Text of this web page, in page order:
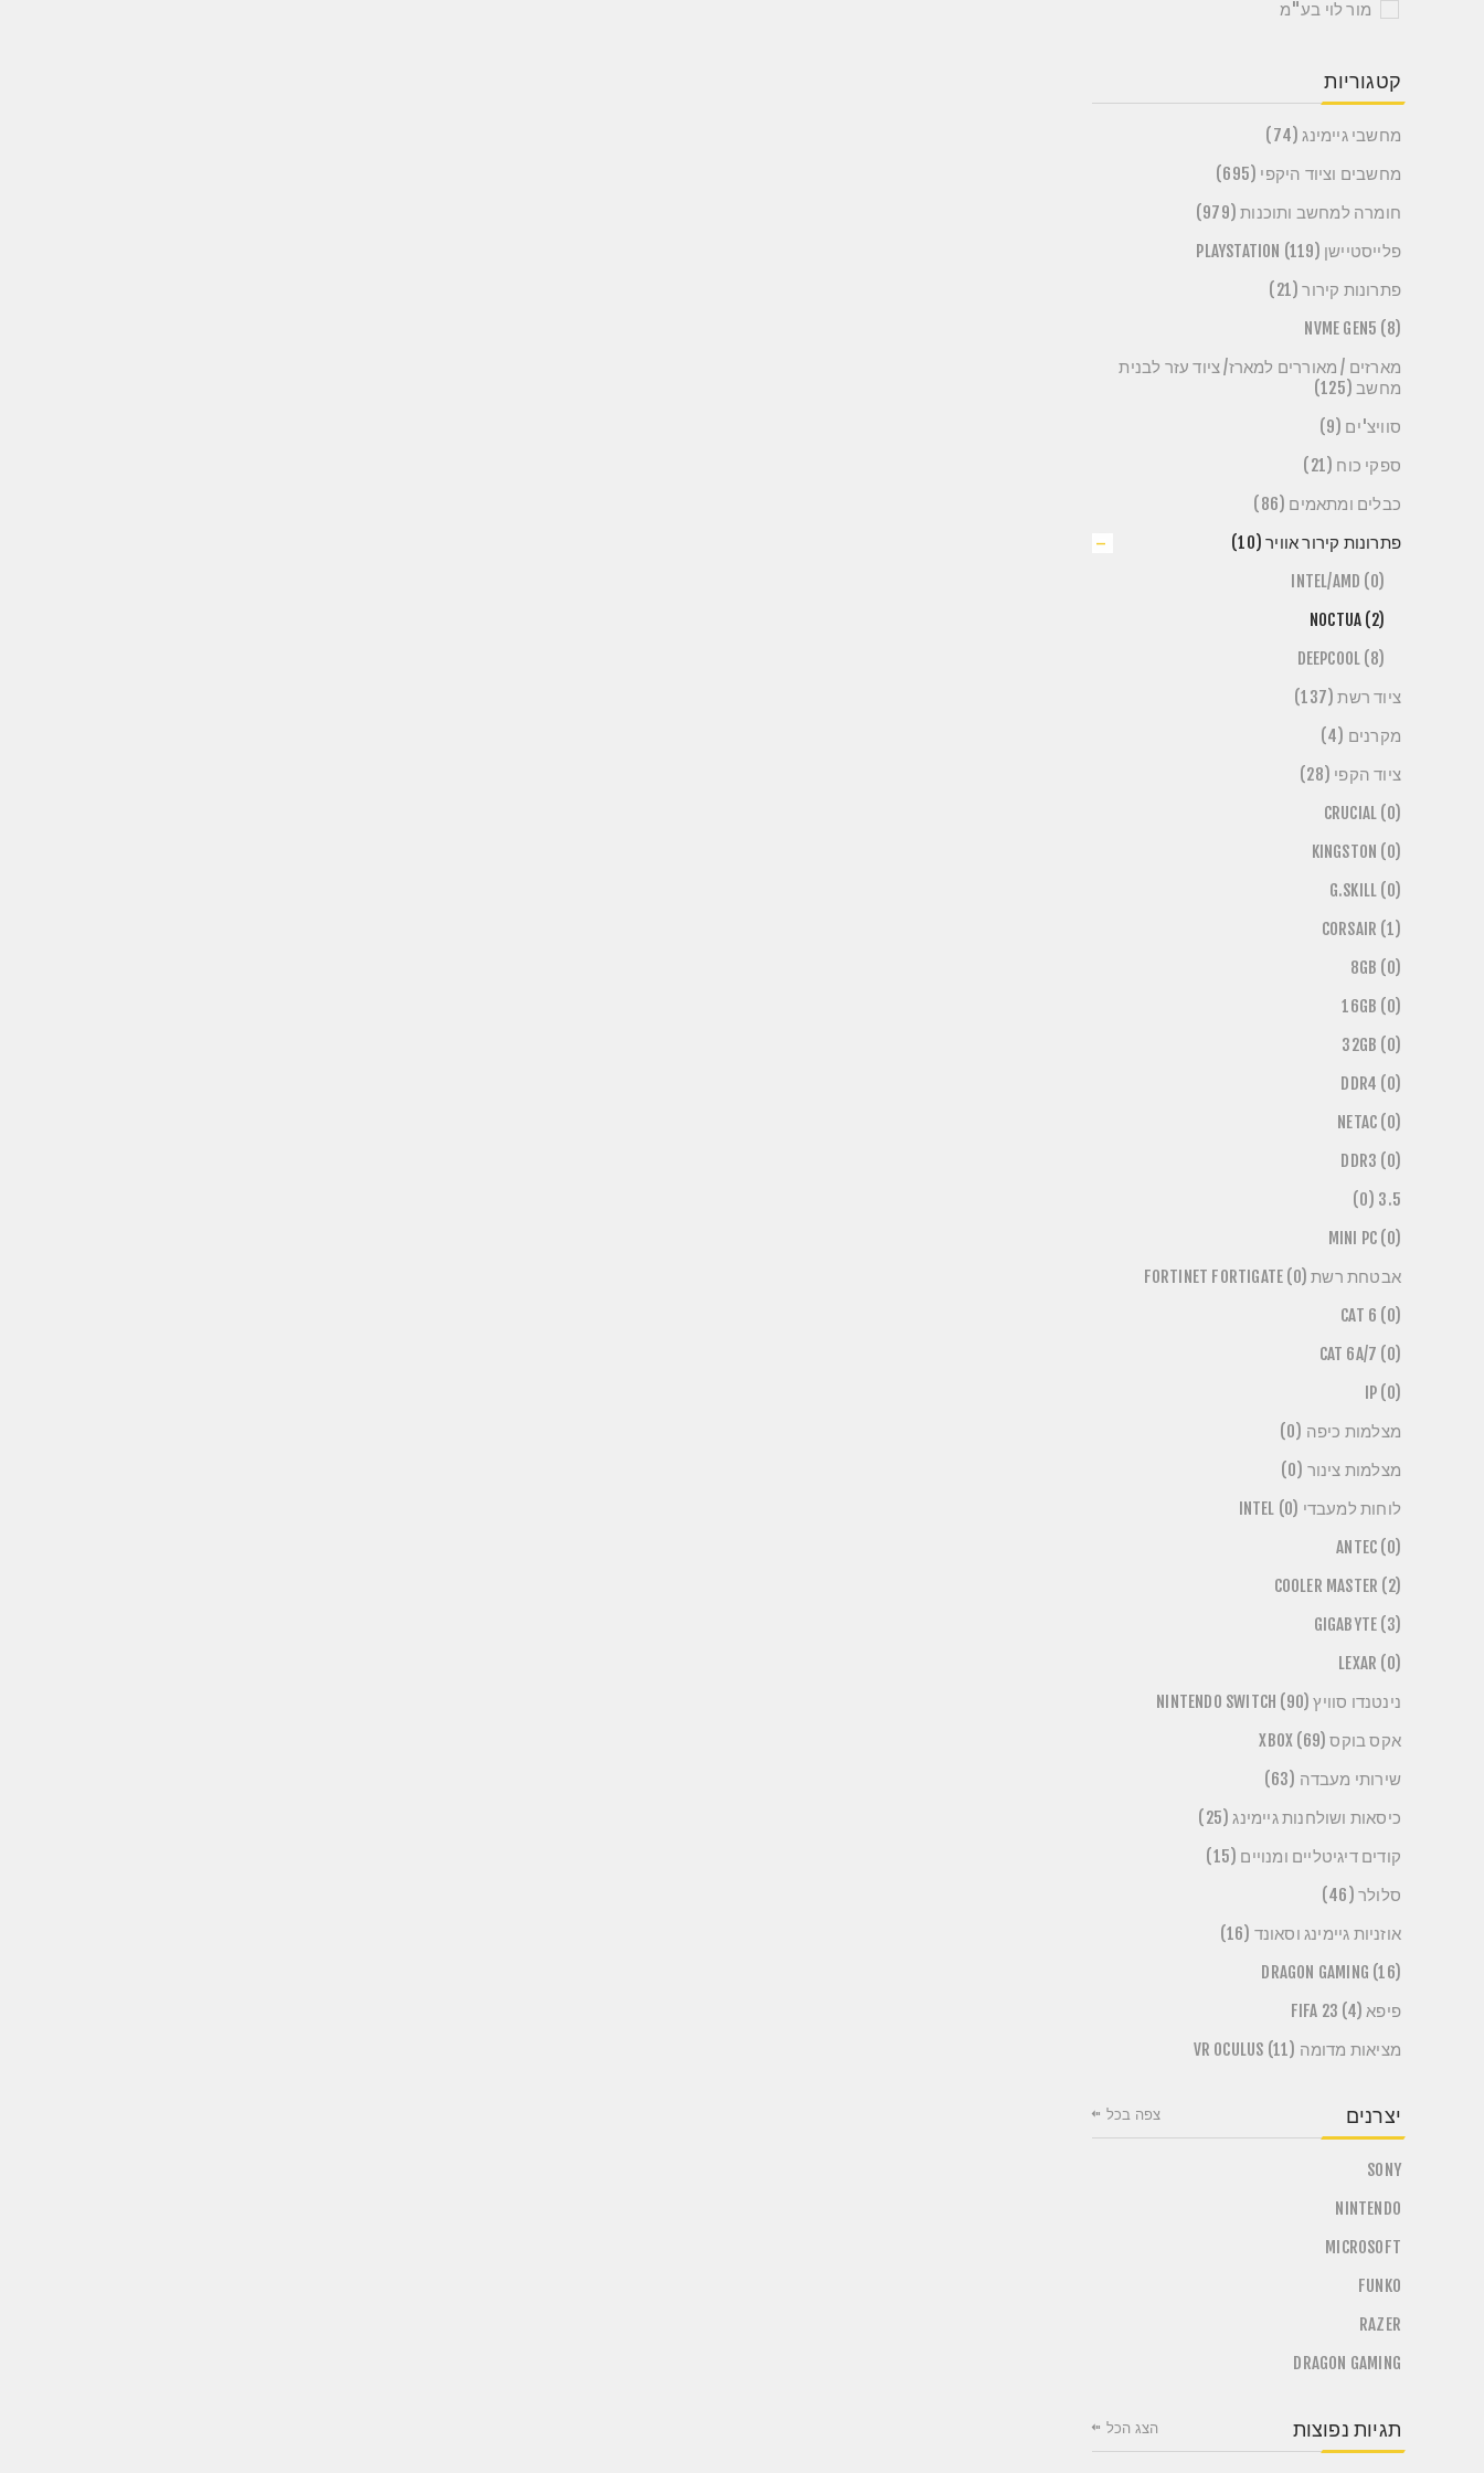
מור לוי בע"מ
קטגוריות
מחשבי גיימינג (74)
מחשבים וציוד היקפי (695)
חומרה למחשב ותוכנות (979)
פלייסטיישן PLAYSTATION (119)
פתרונות קירור (21)
NVME GEN5 (8)
מארזים / מאוררים למארז/ ציוד עזר לבנית
מחשב (125)
סוויצ'ים (9)
ספקי כוח (21)
כבלים ומתאמים (86)
פתרונות קירור אוויר (10)
INTEL/AMD (0)
NOCTUA (2)
DEEPCOOL (8)
ציוד רשת (137)
מקרנים (4)
ציוד הקפי (28)
CRUCIAL (0)
KINGSTON (0)
G.SKILL (0)
CORSAIR (1)
8GB (0)
16GB (0)
32GB (0)
DDR4 (0)
NETAC (0)
DDR3 (0)
3.5 (0)
MINI PC (0)
אבטחת רשת FORTINET FORTIGATE (0)
CAT 6 (0)
CAT 6A/7 (0)
IP (0)
מצלמות כיפה (0)
מצלמות צינור (0)
לוחות למעבדי INTEL (0)
ANTEC (0)
COOLER MASTER (2)
GIGABYTE (3)
LEXAR (0)
נינטנדו סוויץ NINTENDO SWITCH (90)
אקס בוקס XBOX (69)
שירותי מעבדה (63)
כיסאות ושולחנות גיימינג (25)
קודים דיגיטליים ומנויים (15)
סלולר (46)
אוזניות גיימינג וסאונד (16)
DRAGON GAMING (16)
פיפא FIFA 23 (4)
מציאות מדומה VR OCULUS (11)
יצרנים
SONY
NINTENDO
MICROSOFT
FUNKO
RAZER
DRAGON GAMING
צפה בכל
תגיות נפוצות הצג הכל